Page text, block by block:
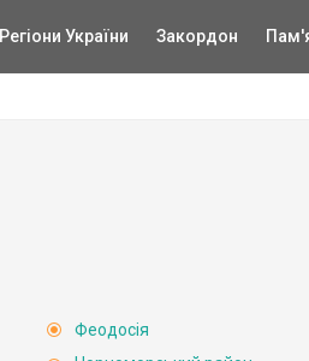
Регіони України Закордон
Феодосія